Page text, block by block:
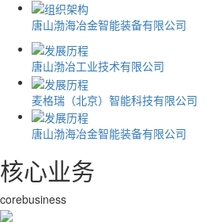
唐山渤海冶金智能装备有限公司
唐山渤冶工业技术有限公司
麦格瑞（北京）智能科技有限公司
唐山渤海冶金智能装备有限公司
核心业务
corebusiness